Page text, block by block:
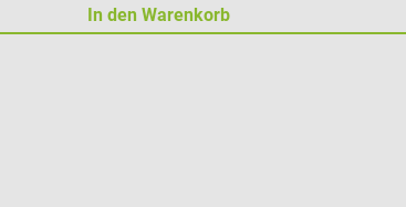
In den Warenkorb